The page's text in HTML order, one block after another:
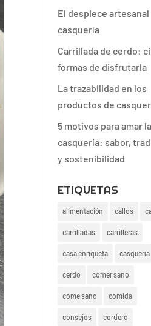
El despiece artesanal
casquería
Carrillada de cerdo:
formas de disfrutarla
La trazabilidad en los
productos de
5 motivos para amar la
casquería: sabor,
y sostenibilidad
ETIQUETAS
alimentación callos
carrilladas carrilleras
casa enriqueta casquería
cerdo comer sano
come sano comida
consejos cordero